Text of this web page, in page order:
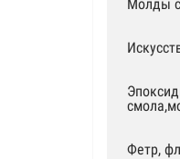
Молды
Фетр,